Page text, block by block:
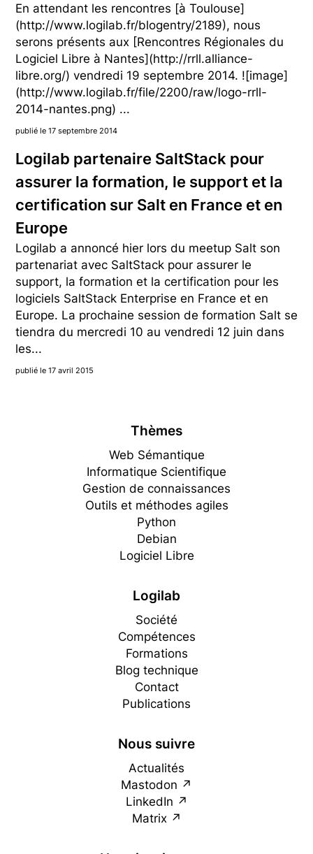
En attendant les rencontres [à Toulouse]
(http://www.logilab.fr/blogentry/2189), nous
serons présents aux [Rencontres Régionales du
Logiciel Libre à Nantes](http://rrll.alliance-
libre.org/) vendredi 19 septembre 2014. ![image]
(http://www.logilab.fr/file/2200/raw/logo-rrll-
2014-nantes.png) ...
publié le 17 septembre 2014
Logilab partenaire SaltStack pour
assurer la formation, le support et la
certification sur Salt en France et en
Europe
Logilab a annoncé hier lors du meetup Salt son
partenariat avec SaltStack pour assurer le
support, la formation et la certification pour les
logiciels SaltStack Enterprise en France et en
Europe. La prochaine session de formation Salt se
tiendra du mercredi 10 au vendredi 12 juin dans
les...
publié le 17 avril 2015
Thèmes
Web Sémantique
Informatique Scientifique
Gestion de connaissances
Outils et méthodes agiles
Python
Debian
Logiciel Libre
Logilab
Société
Compétences
Formations
Blog technique
Contact
Publications
Nous suivre
Actualités
Mastodon
LinkedIn
Matrix